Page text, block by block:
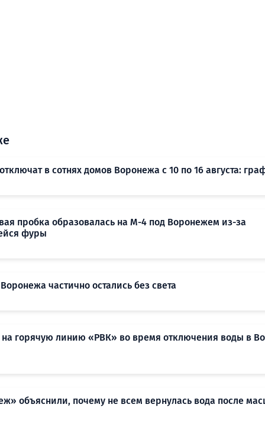
в сотнях домов Воронежа с 10 по 16 августа:
пробка образовалась на М-4 под Воронежем из-за
фуры
частично остались без света
горячую линию «РВК» во время отключения воды в
объяснили, почему не всем вернулась вода после